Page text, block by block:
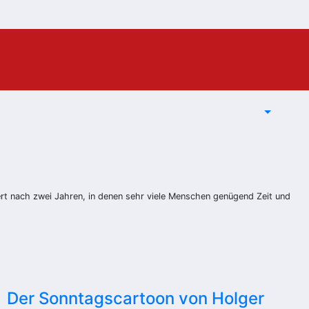
zwei Jahren, in denen sehr viele Menschen genügend Zeit und
Der Sonntagscartoon von Holger